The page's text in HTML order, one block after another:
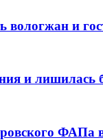
и
и лишилась
ФАПа